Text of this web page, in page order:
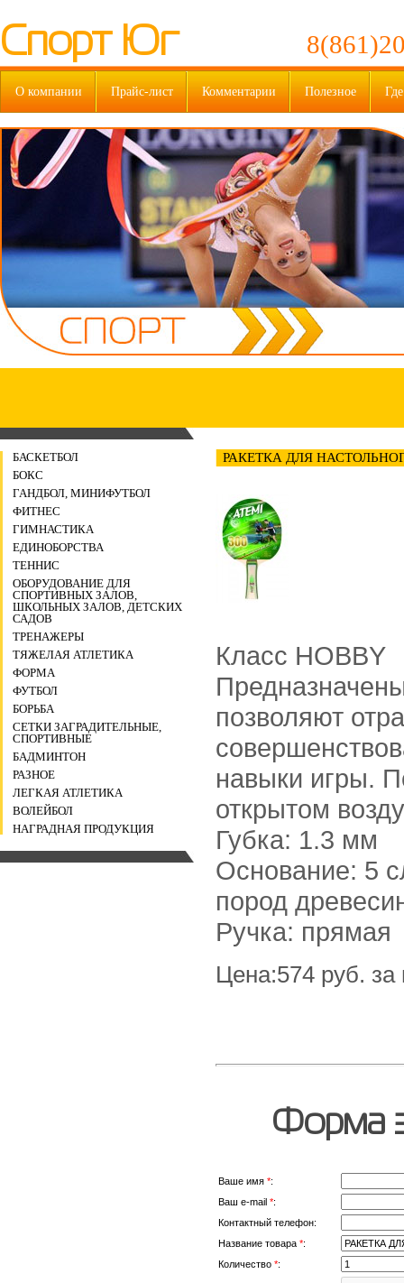
Спорт Юг
О компании Прайс-лист Комментарии Полезное
БАСКЕТБОЛ
БОКС
ГАНДБОЛ, МИНИФУТБОЛ
ФИТНЕС
ГИМНАСТИКА
ЕДИНОБОРСТВА
ТЕННИС
ОБОРУДОВАНИЕ ДЛЯ
СПОРТИВНЫХ ЗАЛОВ,
ШКОЛЬНЫХ ЗАЛОВ, ДЕТСКИХ
САДОВ
ТРЕНАЖЕРЫ
ТЯЖЕЛАЯ АТЛЕТИКА
ФОРМА
ФУТБОЛ
БОРЬБА
СЕТКИ ЗАГРАДИТЕЛЬНЫЕ,
СПОРТИВНЫЕ
БАДМИНТОН
РАЗНОЕ
ЛЕГКАЯ АТЛЕТИКА
ВОЛЕЙБОЛ
НАГРАДНАЯ ПРОДУКЦИЯ
РАКЕТКА ДЛЯ
Класс HOBBY
позволяют
навыки игры.
открытом
Губка: 1.3 мм
Основание: 5
пород
Ручка: прямая
Цена:574 руб.
Форма
Ваше имя *:
Ваш e-mail *:
Контактный телефон:
Название товара *:
Количество *: